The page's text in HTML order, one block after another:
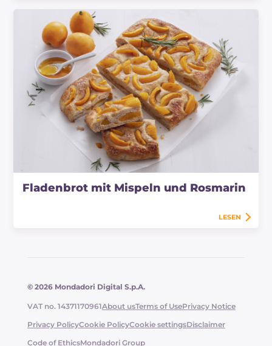
Fladenbrot mit Mispeln und Rosmarin
LESEN
© 2026 Mondadori Digital S.p.A.
VAT no. 14371170961About usTerms of UsePrivacy Notice
Privacy PolicyCookie PolicyCookie settingsDisclaimer
Code of EthicsMondadori Group